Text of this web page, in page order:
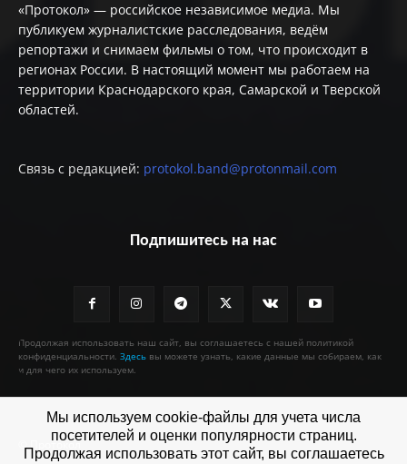
«Протокол» — российское независимое медиа. Мы
публикуем журналистские расследования, ведём
репортажи и снимаем фильмы о том, что происходит в
регионах России. В настоящий момент мы работаем на
территории Краснодарского края, Самарской и Тверской
областей.
Связь с редакцией: protokol.band@protonmail.com
Подпишитесь на нас
Продолжая использовать наш сайт, вы соглашаетесь с нашей политикой
конфиденциальности. Здесь вы можете узнать, какие данные мы собираем, как
и для чего их используем.
© Протокол
Мы используем cookie-файлы для учета числа
посетителей и оценки популярности страниц.
Продолжая использовать этот сайт, вы соглашаетесь